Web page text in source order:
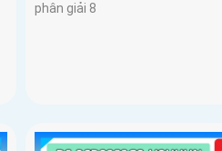
phân giải 8